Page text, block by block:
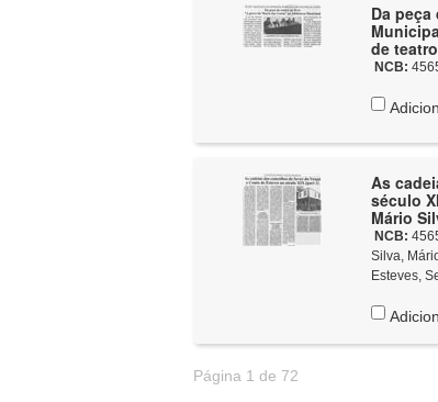
Da
de
NCB:
As
século
Mário
NCB:
Silva, Mário
Esteves,
Página 1 de 72